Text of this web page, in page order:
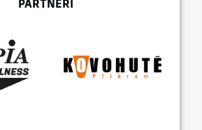
PARTNEŘI